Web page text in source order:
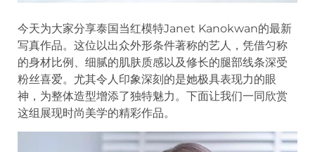
今天为大家分享泰国当红模特Janet Kanokwan的最新
写真作品。这位以出众外形条件著称的艺人，凭借匀称
的身材比例、细腻的肌肤质感以及修长的腿部线条深受
粉丝喜爱。尤其令人印象深刻的是她极具表现力的眼
神，为整体造型增添了独特魅力。下面让我们一同欣赏
这组展现时尚美学的精彩作品。